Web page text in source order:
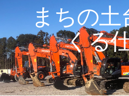
まちの土
くる